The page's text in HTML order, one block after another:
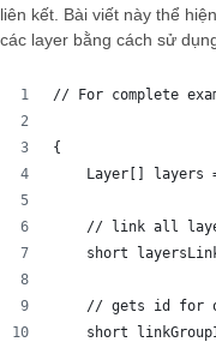
liên kết. Bài viết này thể
các layer bằng cách sử
// For complete
{
Layer[] layers
// link all
short
// gets id for
short